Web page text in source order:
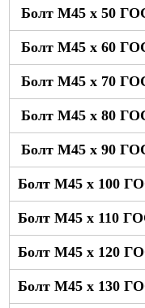
Болт М45 x 50
Болт М45 x 60
Болт М45 x 70
Болт М45 x 80
Болт М45 x 90
Болт М45 x 100
Болт М45 x 110
Болт М45 x 120
Болт М45 x 130